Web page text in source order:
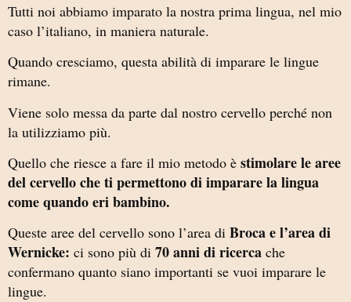
Tutti noi abbiamo imparato la nostra prima lingua, nel mio
caso l’italiano, in maniera naturale.
Quando cresciamo, questa abilità di imparare le lingue
rimane.
Viene solo messa da parte dal nostro cervello perché non
la utilizziamo più.
Quello che riesce a fare il mio metodo è stimolare le aree
del cervello che ti permettono di imparare la lingua
come quando eri bambino.
Queste aree del cervello sono l’area di Broca e l’area di
Wernicke: ci sono più di 70 anni di ricerca che
confermano quanto siano importanti se vuoi imparare le
lingue.